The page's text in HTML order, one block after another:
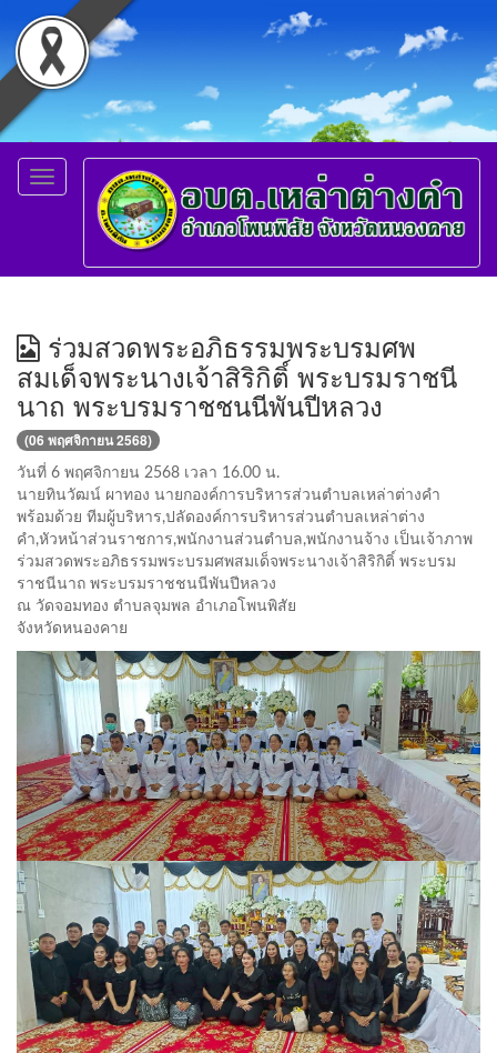
Toggle
navigation
ร่วมสวดพระอภิธรรมพระบรมศพ
สมเด็จพระนางเจ้าสิริกิติ์ พระบรมราชนี
นาถ พระบรมราชชนนีพันปีหลวง
(06 พฤศจิกายน 2568)
วันที่ 6 พฤศจิกายน 2568 เวลา 16.00 น.
นายทินวัฒน์ ผาทอง นายกองค์การบริหารส่วนตำบลเหล่าต่างคำ
พร้อมด้วย ทีมผู้บริหาร,ปลัดองค์การบริหารส่วนตำบลเหล่าต่าง
คำ,หัวหน้าส่วนราชการ,พนักงานส่วนตำบล,พนักงานจ้าง เป็นเจ้าภาพ
ร่วมสวดพระอภิธรรมพระบรมศพสมเด็จพระนางเจ้าสิริกิติ์ พระบรม
ราชนีนาถ พระบรมราชชนนีพันปีหลวง
ณ วัดจอมทอง ตำบลจุมพล อำเภอโพนพิสัย
จังหวัดหนองคาย